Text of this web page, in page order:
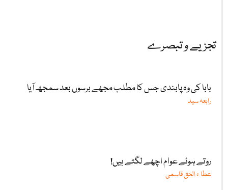
تجزیے و تبصرے
بابا کی وہ پابندی جس کا مطلب مجھے برسوں بعد سمجھ آیا
رابعہ سید
روتے ہوئے عوام اچھے لگتے ہیں!
عطا ء الحق قاسمی